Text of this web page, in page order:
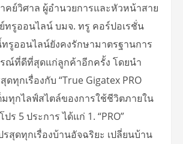
คย์วิศาล ผู้อำนวยการและหัวหน้าสาย
รูออนไลน์ บมจ. ทรู คอร์ปอเรชั่น
ทรูออนไลน์ยังคงรักษามาตรฐานการ
ณ์ที่ดีที่สุดแก่ลูกค้าอีกครั้ง โดยนำ
ดทุกเรื่องกับ “True Gigatex PRO
มทุกไลฟ์สไตล์ของการใช้ชีวิตภายใน
ร 5 ประการ ได้แก่ 1. “PRO”
รสุดทุกเรื่องบ้านอัจฉริยะ เปลี่ยนบ้าน